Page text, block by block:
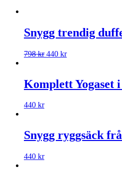
Snygg trendig
798kr 440 kr
Komplett Yogaset
440 kr
Snygg ryggsäck
440 kr